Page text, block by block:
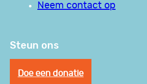
Neem contact op
Steun ons
Doe een donatie